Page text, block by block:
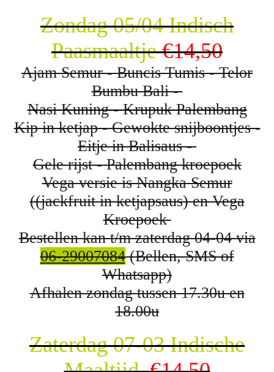
Zondag 05/04 Indisch
Paasmaaltje€14,50
Ajam Semur - Buncis Tumis - Telor
Bumbu Bali -
Nasi Kuning -Krupuk Palembang
Kip in ketjap - Gewokte snijboontjes -
Eitje in Balisaus -
Gele rijst - Palembang kroepoek
Vega versie is Nangka Semur
((jackfruit in ketjapsaus) en Vega
Kroepoek
Bestellen kan t/m zaterdag 04-04 via
06-29007084(Bellen, SMS of
Whatsapp)
Afhalen zondag tussen 17.30u en
18.00u
Zaterdag 07-03 Indische